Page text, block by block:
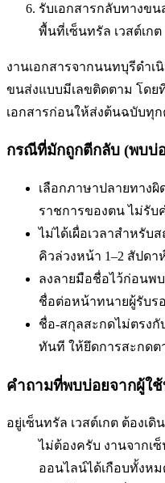
รับเอกสารกลับทางข
พื้นที่เซ็นทรัล เวสต์เกต
งานเอกสารจากนนทบุรีดำ
ขนส่งแบบมีเลขติดตาม โด
เอกสารก่อนให้ส่งต้นฉบับทุก
กรณีที่มักถูกตีกลับ (พบบ่
เลือกภาษาปลายทางผิ
ราชการของตน ไม่รั
ไม่ได้เผื่อเวลาสำหรับ
คิวล่วงหน้า 1–2 สัปดา
ลงลายมือชื่อไว้ก่อนพ
ชื่อต่อหน้าทนายผู้รับร
ชื่อ-สกุลสะกดไม่ตรงกั
ทันที ให้ยึดการสะกด
คำถามที่พบบ่อยจากผู้ใช้
อยู่เซ็นทรัล เวสต์เกต ต้องเ
ไม่ต้องครับ งานจากเ
ออนไลน์ได้เกือบทั้งห